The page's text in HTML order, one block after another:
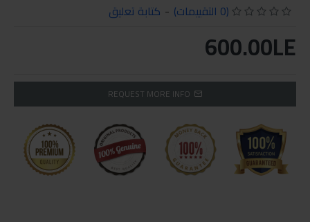
(0 التقييمات) - كتابة تعليق
600.00LE
REQUEST MORE INFO